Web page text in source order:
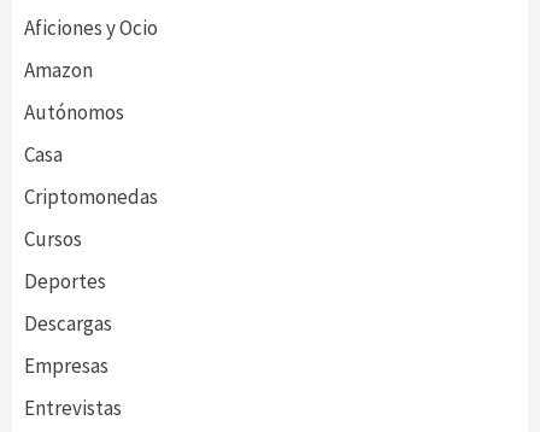
Aficiones y Ocio
Amazon
Autónomos
Casa
Criptomonedas
Cursos
Deportes
Descargas
Empresas
Entrevistas